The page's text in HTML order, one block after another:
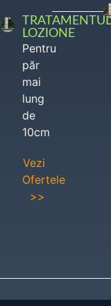
TRATAMENTUL
LOZIONE
Pentru
păr
mai
lung
de
10cm
Vezi
Ofertele
>>